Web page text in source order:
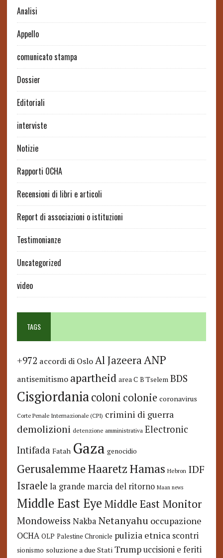
Analisi
Appello
comunicato stampa
Dossier
Editoriali
interviste
Notizie
Rapporti OCHA
Recensioni di libri e articoli
Report di associazioni o istituzioni
Testimonianze
Uncategorized
video
TAGS
+972 accordi di Oslo Al JazeeraANP
antisemitismo apartheid area C B'Tselem BDS
Cisgiordaniacoloni colonie coronavirus
Corte Penale Internazionale (CPI) crimini di guerra
demolizioni detenzione amministrativa Electronic
Intifada Fatah Gaza genocidio
GerusalemmeHaaretzHamas Hebron IDF
Israele la grande marcia del ritorno Maan news
Middle East Eye Middle East Monitor
Mondoweiss Nakba Netanyahu occupazione
OCHA OLP Palestine Chronicle pulizia etnica scontri
sionismo soluzione a due Stati Trump uccisioni e feriti